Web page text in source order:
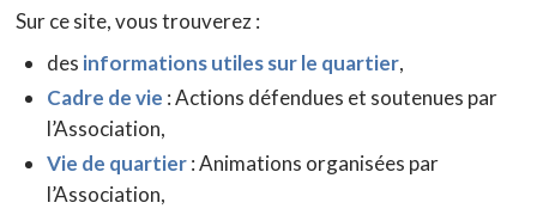
Sur ce site, vous trouverez :
des informations utiles sur le quartier,
Cadre de vie : Actions défendues et soutenues par
l’Association,
Vie de quartier: Animations organisées par
l’Association,